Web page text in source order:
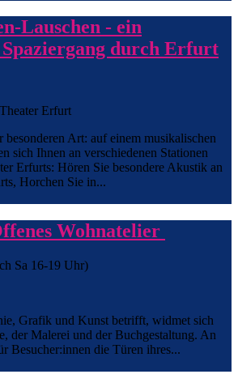
Lauschen - ein
durch Erfurt
Erfurt
Art: auf einem musikalischen
sich Ihnen an verschiedenen Stationen
Erfurts: Hören Sie besondere Akustik an
Horchen Sie in...
Wohnatelier
Sa 16-19 Uhr)
Grafik und Kunst betrifft, widmet sich
der Malerei und der Buchgestaltung. An
Besucher:innen die Türen ihres...